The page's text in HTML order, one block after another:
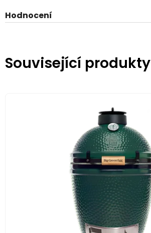
Hodnocení
Související produkty